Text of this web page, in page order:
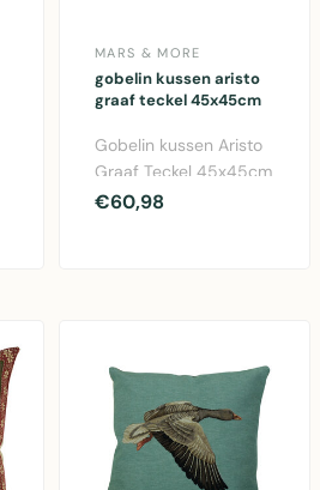
MARS & MORE
gobelin kussen aristo
graaf teckel 45x45cm
Gobelin kussen Aristo
Graaf Teckel 45x45cm
van Mars & More.
€60,98